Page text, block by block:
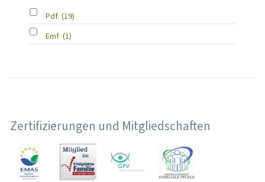
Pdf (19)
Emf (1)
Zertifizierungen und Mitgliedschaften